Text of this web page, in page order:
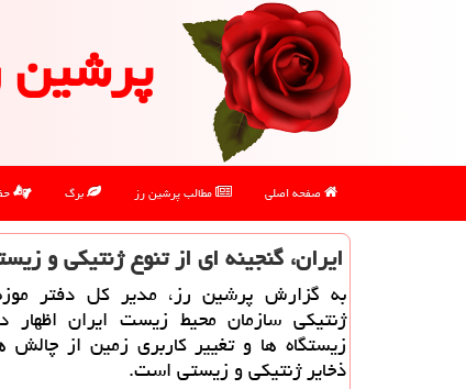
پرشین
صفحه اصلی مطالب پرشین رز برگ
ایران، گنجینه ای از تنوع ژنتیکی و
به گزارش پرشین رز، مدیر کل دفتر موزه
ژنتیکی سازمان محیط زیست ایران
زیستگاه ها و تغییر کاربری زمین از
ذخایر ژنتیکی و زیستی است.